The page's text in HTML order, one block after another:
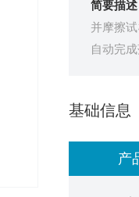
简要描述
并摩擦
自动完
基础信息
产